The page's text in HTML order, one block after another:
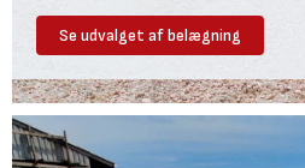
Se udvalget af belægning